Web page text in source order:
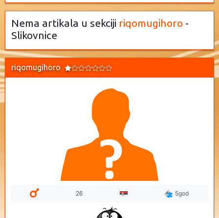
Nema artikala u sekciji riqomugihoro -
Slikovnice
riqomugihoro
26 5god